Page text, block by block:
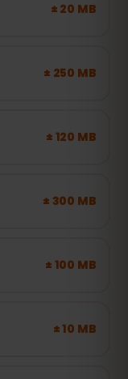
± 20 MB
± 250 MB
± 120 MB
± 300 MB
± 100 MB
± 10 MB